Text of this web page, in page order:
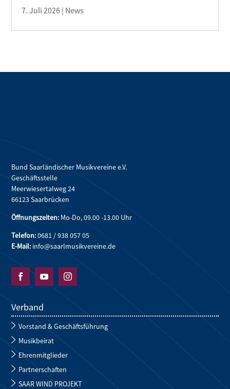
7. Juli 2026 | News
Bund Saarländischer Musikvereine e.V.
Geschäftsstelle
Meerwiesertalweg 24
66123 Saarbrücken
Öffnungszeiten: Mo-Do, 09.00 -13.00 Uhr
Telefon:0681 / 938 057 05
E-Mail: info@saarlmusikvereine.de
  
Verband
Vorstand & Geschäftsführung
Musikbeirat
Ehrenmitglieder
Partnerschaften
SAAR WIND PROJEKT